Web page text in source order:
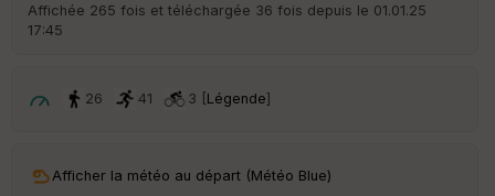
Affichée 265 fois et téléchargée 36 fois depuis le 01.01.25
17:45
26 41 3 [Légende]
Afficher la météo au départ (Météo Blue)